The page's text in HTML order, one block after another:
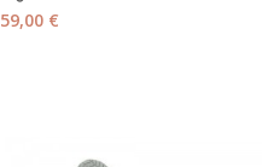
59,00 €